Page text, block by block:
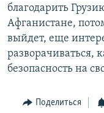
благодарить
Афганистане,
выйдет, еще
разворачиваться,
безопасность на
Поделиться